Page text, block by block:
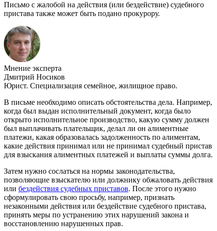
Письмо с жалобой на действия (или бездействие) судебного
пристава также может быть подано прокурору.
Мнение эксперта
Дмитрий Носиков
Юрист. Специализация семейное, жилищное право.
В письме необходимо описать обстоятельства дела. Например,
когда был выдан исполнительный документ, когда было
открыто исполнительное производство, какую сумму должен
был выплачивать плательщик, делал ли он алиментные
платежи, какая образовалась задолженность по алиментам,
какие действия принимал или не принимал судебный пристав
для взыскания алиментных платежей и выплаты суммы долга.
Затем нужно сослаться на нормы законодательства,
позволяющие взыскателю или должнику обжаловать действия
или бездействия судебных приставов. После этого нужно
сформулировать свою просьбу, например, признать
незаконными действия или бездействие судебного пристава,
принять меры по устранению этих нарушений закона и
восстановлению нарушенных прав.